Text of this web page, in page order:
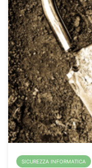
SICUREZZA INFORMATICA